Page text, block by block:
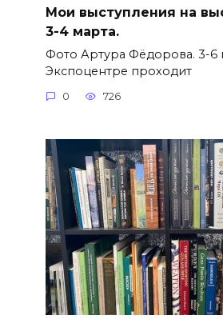
Мои выступления на
3-4 марта.
Фото Артура Фёдорова. 3-6
Экспоцентре проходит
0 726